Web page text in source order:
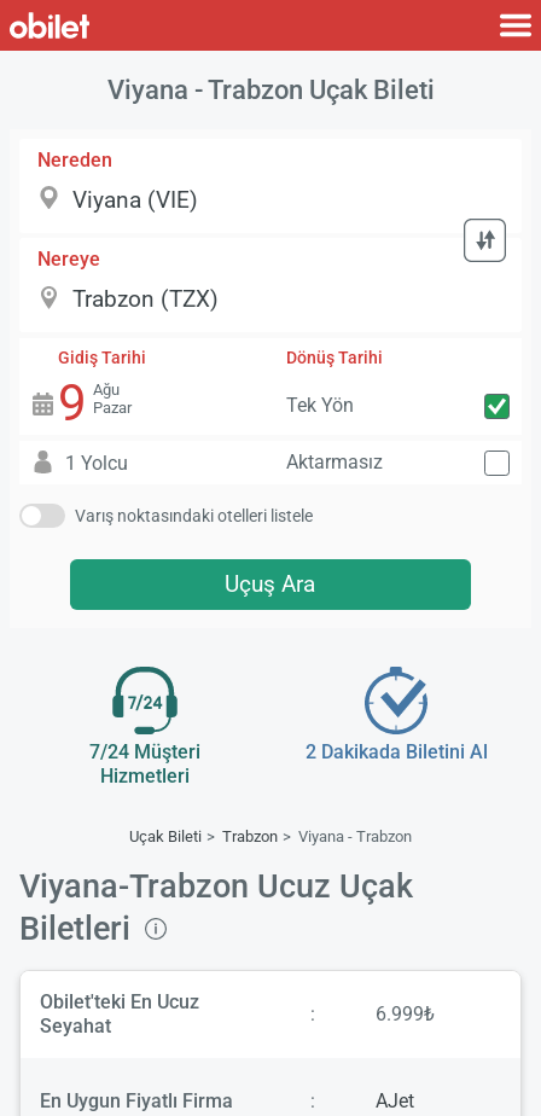
Viyana - Trabzon Uçak Bileti
Nereden
Nereye
Gidiş Tarihi
9 Ağu
Pazar
Dönüş Tarihi
Tek Yön
1 Yolcu Aktarmasız
Varış noktasındaki otelleri listele
Uçuş Ara
7/24 Müşteri
Hizmetleri
2 Dakikada Biletini Al
Uçak Bileti Trabzon Viyana - Trabzon
Viyana-Trabzon Ucuz Uçak
Biletleri
Obilet'teki En Ucuz
Seyahat
: 6.999₺
En Uygun Fiyatlı Firma : AJet